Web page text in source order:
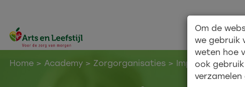
Home> Academy > Zorgorganisaties> Implementatie
Om de
we gebruik
weten hoe
ook
verzamelen